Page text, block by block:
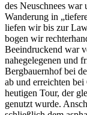
des Neuschnees war
Wanderung in
liefen wir bis zur
bogen wir
Beeindruckend war
nahegelegenen und
Bergbauernhof bei
ab und erreichten
heutigen Tour, der
genutzt wurde.